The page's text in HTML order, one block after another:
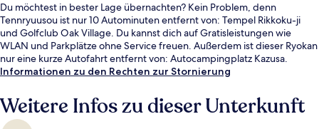
Du möchtest in bester Lage übernachten? Kein Problem, denn
Tennryuusou ist nur 10 Autominuten entfernt von: Tempel Rikkoku-ji
und Golfclub Oak Village. Du kannst dich auf Gratisleistungen wie
WLAN und Parkplätze ohne Service freuen. Außerdem ist dieser Ryokan
nur eine kurze Autofahrt entfernt von: Autocampingplatz Kazusa.
Informationen zu den Rechten zur Stornierung
Weitere Infos zu dieser Unterkunft